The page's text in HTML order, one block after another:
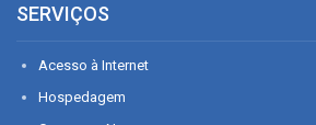
SERVIÇOS
Acesso à Internet
Hospedagem